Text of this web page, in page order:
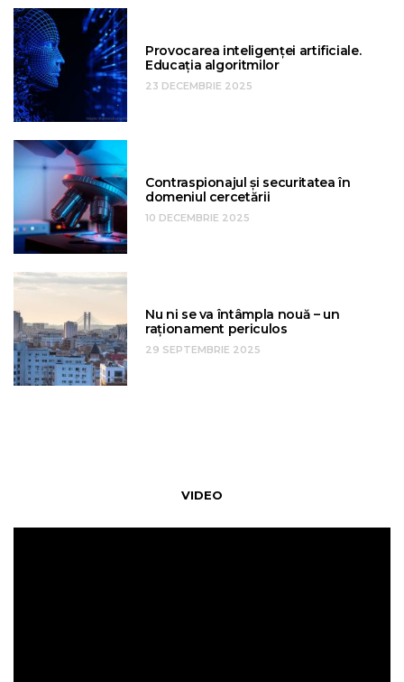
Provocarea inteligenței artificiale.
Educația algoritmilor
23 DECEMBRIE 2025
Contraspionajul și securitatea în
domeniul cercetării
10 DECEMBRIE 2025
Nu ni se va întâmpla nouă – un
raționament periculos
29 SEPTEMBRIE 2025
VIDEO